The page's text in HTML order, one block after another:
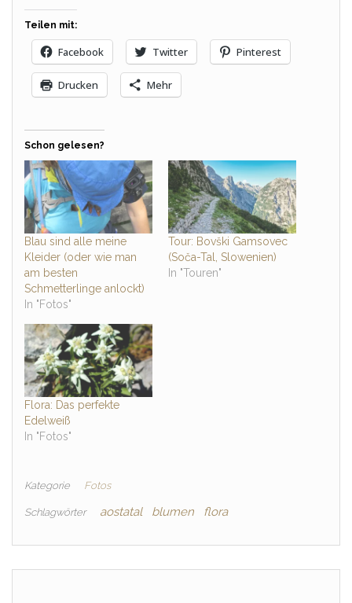
Teilen mit:
Facebook Twitter Pinterest
Drucken Mehr
Schon gelesen?
Blau sind alle meine
Kleider (oder wie man
am besten
Schmetterlinge anlockt)
In "Fotos"
Tour: Bovški Gamsovec
(Soča-Tal, Slowenien)
In "Touren"
Flora: Das perfekte
Edelweiß
In "Fotos"
Kategorie Fotos
Schlagwörter aostatal blumen flora